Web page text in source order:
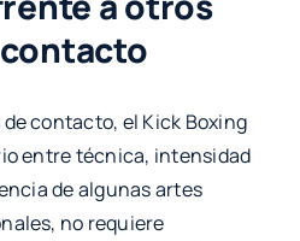
contacto, el Kick Boxing
entre técnica, intensidad
de algunas artes
no requiere